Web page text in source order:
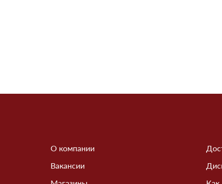
О компании
Вакансии